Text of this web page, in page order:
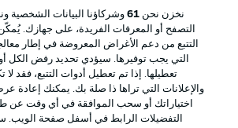
شروط الاستخدام القنوات الناقلة
الوظائف جهة النشر
تواصل معنا اللاعبون
نخزن نحن 61وشركاؤنا البيانات الشخصية
التصفح أو المعرفات الفريدة، على جهازك.
التتبع من دعم الأغراض المعروضة في إطار
التي يجب توفيرها. سيؤدي تحديد رفض الكل
تعطيلها. إذا تم تعطيل أدوات التتبع، فقد
والإعلانات التي تراها ذا صلة بك. يمكنك إعادة
اختياراتك أو سحب الموافقة في أي وقت عن
التفضيلات الرابط في أسفل صفحة الويب.